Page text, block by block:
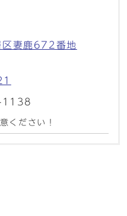
妻鹿672番地
1138
ください！